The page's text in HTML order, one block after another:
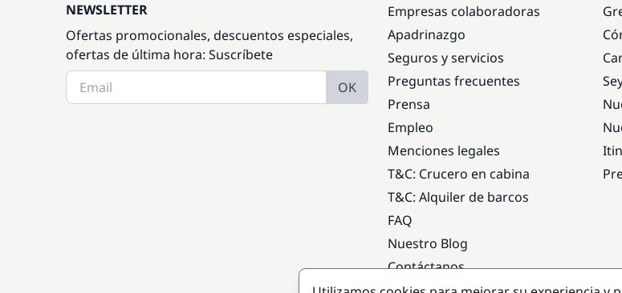
NEWSLETTER
Ofertas promocionales, descuentos especiales,
ofertas de última hora: Suscríbete
OK
Empresas colaboradoras
Apadrinazgo
Seguros y servicios
Preguntas frecuentes
Prensa
Empleo
Menciones legales
T&C: Crucero en cabina
T&C: Alquiler de barcos
FAQ
Nuestro Blog
Contáctanos